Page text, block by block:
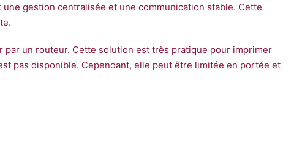
gestion centralisée et une communication stable. Cette
par un routeur. Cette solution est très pratique pour imprimer
pas disponible. Cependant, elle peut être limitée en portée et